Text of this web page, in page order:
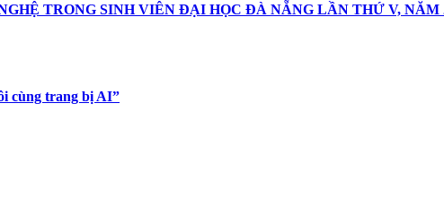
TRONG SINH VIÊN ĐẠI HỌC ĐÀ NẴNG LẦN THỨ V, NĂM
cùng trang bị AI”